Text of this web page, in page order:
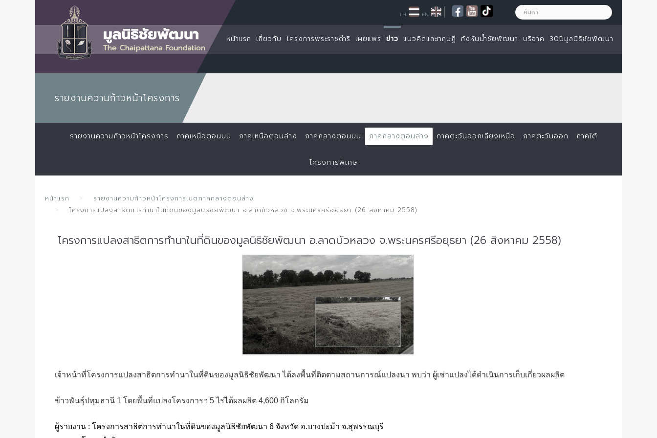
หน้าแรก เกี่ยวกับ โครงการพระราชดำริ เผยแพร่ ข่าว แนวคิดและทฤษฏี กังหันน้ำชัยพัฒนา บริจาค 30ปีมูลนิธิชัยพัฒนา
TH EN |
รายงานความก้าวหน้าโครงการ
รายงานความก้าวหน้าโครงการ ภาคเหนือตอนบน ภาคเหนือตอนล่าง ภาคกลางตอนบน ภาคกลางตอนล่าง ภาคตะวันออกเฉียงเหนือ ภาคตะวันออก ภาคใต้
โครงการพิเศษ
หน้าแรก
รายงานความก้าวหน้าโครงการเขตภาคกลางตอนล่าง
โครงการแปลงสาธิตการทำนาในที่ดินของมูลนิธิชัยพัฒนา อ.ลาดบัวหลวง จ.พระนครศรีอยุธยา (26 สิงหาคม 2558)
โครงการแปลงสาธิตการทำนาในที่ดินของมูลนิธิชัยพัฒนา อ.ลาดบัวหลวง จ.พระนครศรีอยุธยา (26 สิงหาคม 2558)
เจ้าหน้าที่โครงการแปลงสาธิตการทำนาในที่ดินของมูลนิธิชัยพัฒนา ได้ลงพื้นที่ติดตามสถานการณ์แปลงนา พบว่า ผู้เช่าแปลงได้ดำเนินการเก็บเกี่ยวผลผลิต
ข้าวพันธุ์ปทุมธานี 1 โดยพื้นที่แปลงโครงการฯ 5 ไร่ได้ผลผลิต 4,600 กิโลกรัม
ผู้รายงาน : โครงการสาธิตการทำนาในที่ดินของมูลนิธิชัยพัฒนา 6 จังหวัด อ.บางปะม้า จ.สุพรรณบุรี